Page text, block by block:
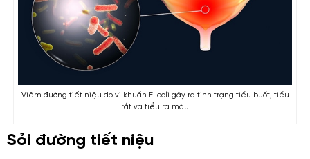
Viêm đường tiết niệu do vi khuẩn E. coli gây ra tình trạng tiểu buốt, tiểu
rắt và tiểu ra máu
Sỏi đường tiết niệu